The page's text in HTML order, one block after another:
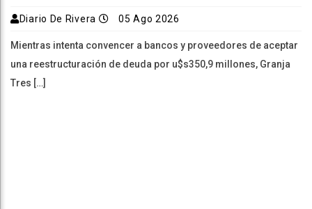
Diario De Rivera 05 Ago 2026
Mientras intenta convencer a bancos y proveedores de aceptar
una reestructuración de deuda por u$s350,9 millones, Granja
Tres […]